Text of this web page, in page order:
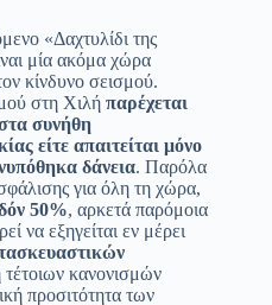
«Δαχτυλίδι της
μία ακόμα χώρα
κίνδυνο σεισμού.
στη Χιλή παρέχεται
συνήθη
είτε απαιτείται μόνο
δάνεια. Παρόλα
για όλη τη χώρα,
50%, αρκετά παρόμοια
να εξηγείται εν μέρει
κανονισμών
προσιτότητα των